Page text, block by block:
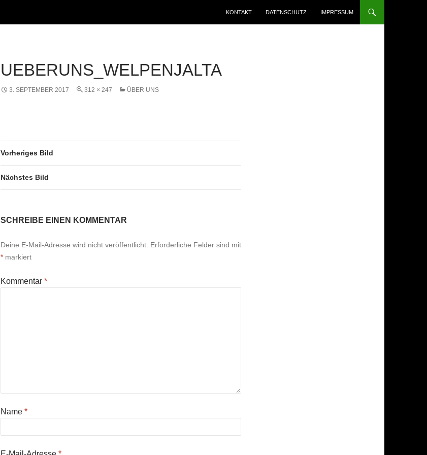
KONTAKT
DATENSCHUTZ IMPRESSUM
UEBERUNS_WELPENJALTA
3. SEPTEMBER 2017 312 × 247 ÜBER UNS
Vorheriges Bild
Nächstes Bild
SCHREIBE EINEN KOMMENTAR
Deine E-Mail-Adresse wird nicht veröffentlicht. Erforderliche Felder sind mit
* markiert
Kommentar *
Name *